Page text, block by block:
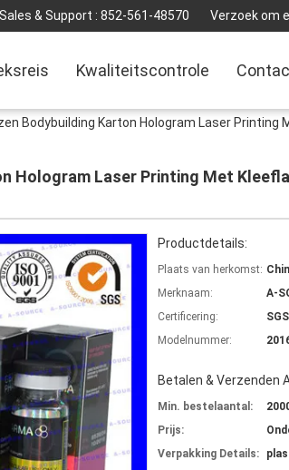
Sales & Support : 852-561-48570 Verzoek om
Kwaliteitscontrole
Bodybuilding Karton Hologram Laser Printing
Hologram Laser Printing Met
Productdetails:
Plaats van herkomst:
Merknaam:
A-
Certificering:
SGS
Modelnummer:
Betalen & Verzenden
Min. bestelaantal:
Prijs:
Verpakking Details: